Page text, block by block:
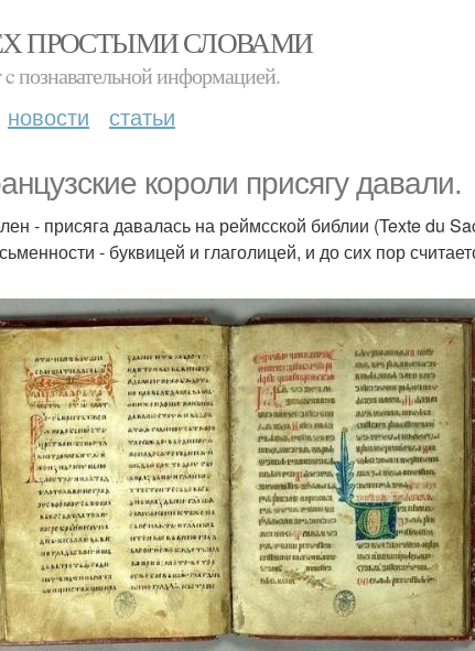
ПРОСТЫМИ СЛОВАМИ
познавательной информацией.
новости статьи
короли присягу давали.
- присяга давалась на реймсской библии (Texte du
- буквицей и глаголицей, и до сих пор